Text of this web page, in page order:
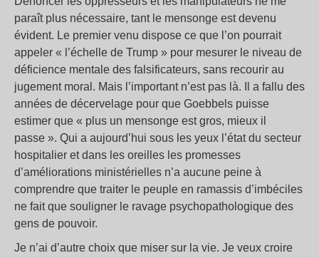
paraît plus nécessaire, tant le mensonge est devenu
évident. Le premier venu dispose ce que l’on pourrait
appeler « l’échelle de Trump » pour mesurer le niveau de
déficience mentale des falsificateurs, sans recourir au
jugement moral. Mais l’important n’est pas là. Il a fallu des
années de décervelage pour que Goebbels puisse
estimer que « plus un mensonge est gros, mieux il
passe ». Qui a aujourd’hui sous les yeux l’état du secteur
hospitalier et dans les oreilles les promesses
d’améliorations ministérielles n’a aucune peine à
comprendre que traiter le peuple en ramassis d’imbéciles
ne fait que souligner le ravage psychopathologique des
gens de pouvoir.
Je n’ai d’autre choix que miser sur la vie. Je veux croire